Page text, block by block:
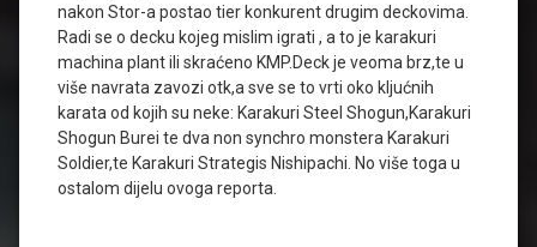
nakon Stor-a postao tier konkurent drugim deckovima.
Radi se o decku kojeg mislim igrati , a to je karakuri
machina plant ili skraćeno KMP.Deck je veoma brz,te u
više navrata zavozi otk,a sve se to vrti oko kljućnih
karata od kojih su neke: Karakuri Steel Shogun,Karakuri
Shogun Burei te dva non synchro monstera Karakuri
Soldier,te Karakuri Strategis Nishipachi. No više toga u
ostalom dijelu ovoga reporta.